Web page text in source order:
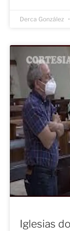
Derca González
Iglesias